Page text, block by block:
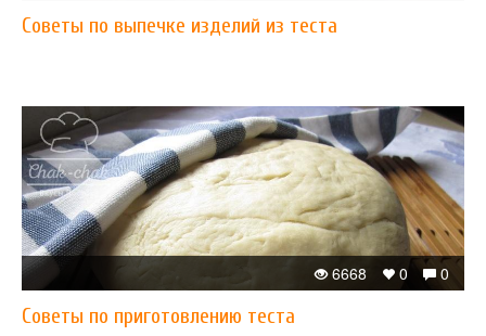
Советы по выпечке изделий из теста
0
0
6668
Советы по приготовлению теста